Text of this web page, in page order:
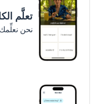
تعلَّم
نحن